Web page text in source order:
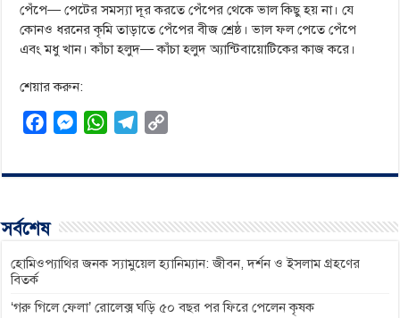
পেঁপে— পেটের সমস্যা দূর করতে পেঁপের থেকে ভাল কিছু হয় না। যে
কোনও ধরনের কৃমি তাড়াতে পেঁপের বীজ শ্রেষ্ঠ। ভাল ফল পেতে পেঁপে
এবং মধু খান। কাঁচা হলুদ— কাঁচা হলুদ অ্যান্টিবায়োটিকের কাজ করে।
শেয়ার করুন:
o
o
M
n
g
r
W
A
p
r
a
i
n
সর্বশেষ
হোমিওপ্যাথির জনক স্যামুয়েল হ্যানিম্যান: জীবন, দর্শন ও ইসলাম গ্রহণের
বিতর্ক
‘গরু গিলে ফেলা’ রোলেক্স ঘড়ি ৫০ বছর পর ফিরে পেলেন কৃষক